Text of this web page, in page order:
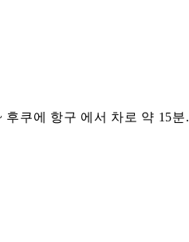
쿠에 항구 에서 차로 약 15분.